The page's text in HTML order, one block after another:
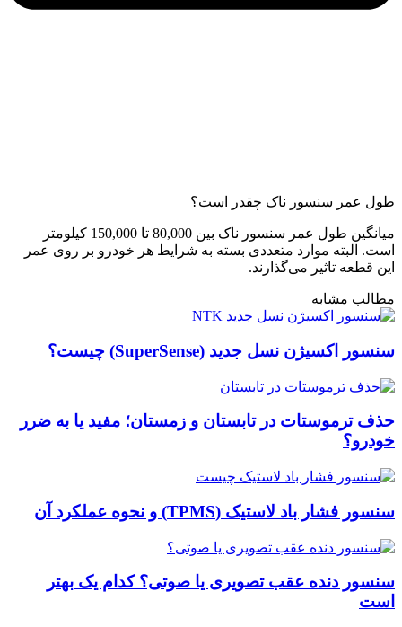
طول عمر سنسور ناک چقدر است؟
میانگین طول عمر سنسور ناک بین 80,000 تا 150,000 کیلومتر
است. البته موارد متعددی بسته به شرایط هر خودرو بر روی عمر
این قطعه تاثیر می‌گذارند.
مطالب مشابه
سنسور اکسیژن نسل جدید (SuperSense) چیست؟
حذف ترموستات در تابستان و زمستان؛ مفید یا به ضرر
خودرو؟
سنسور فشار باد لاستیک (TPMS) و نحوه عملکرد آن
سنسور دنده عقب تصویری یا صوتی؟ کدام یک بهتر
است